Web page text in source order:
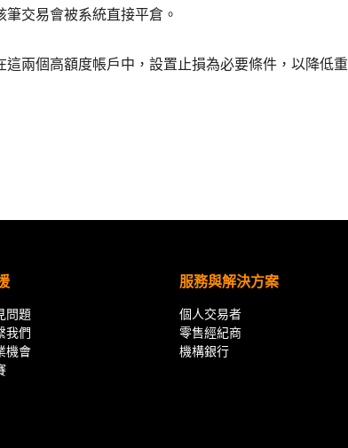
交易會被系統直接平倉。
兩個高額度帳戶中，設置止損為必要條件，以降低
問題
我們
機會
服務與解決方案
個人交易者
零售經紀商
機構銀行